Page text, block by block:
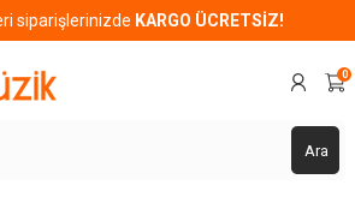
siparişlerinizde KARGO ÜCRETSİZ!
Ara
0